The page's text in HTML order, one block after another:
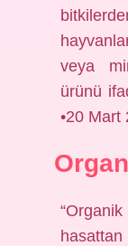
veya
ürünü
•20 Mart